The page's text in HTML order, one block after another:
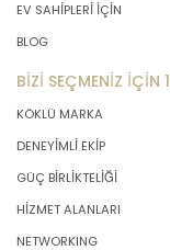
EV SAHİPLERİ İÇİN
BLOG
BİZİ SEÇMENİZ İÇİN
KÖKLÜ MARKA
DENEYİMLİ EKİP
GÜÇ BİRLİKTELİĞİ
HİZMET ALANLARI
NETWORKING